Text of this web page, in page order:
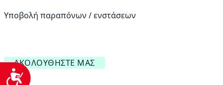
Προσβασιμότητα
Υποβολή παραπόνων / ενστάσεων
ΑΚΟΛΟΥΘΉΣΤΕ ΜΑΣ